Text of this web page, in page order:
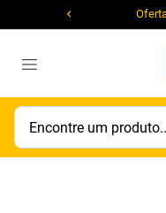
Encontre um